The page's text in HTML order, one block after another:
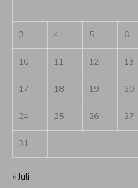
3 4 5 6
10 11 12 13
17 18 19 20
24 25 26 27
31
« Juli